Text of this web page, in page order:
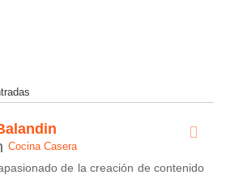
Cocina Casera
de la creación de contenido